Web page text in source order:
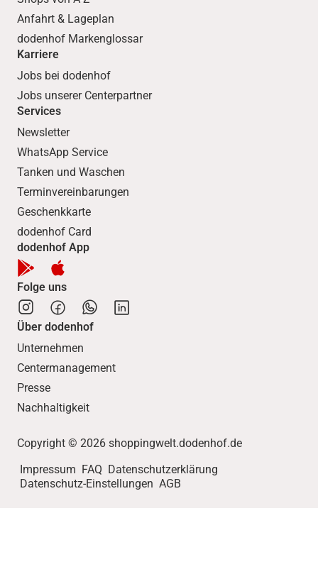
Anfahrt & Lageplan
dodenhof Markenglossar
Karriere
Jobs bei dodenhof
Jobs unserer Centerpartner
Services
Newsletter
WhatsApp Service
Tanken und Waschen
Terminvereinbarungen
Geschenkkarte
dodenhof Card
dodenhof App
Folge uns
Über dodenhof
Unternehmen
Centermanagement
Presse
Nachhaltigkeit
Copyright © 2026 shoppingwelt.dodenhof.de
Impressum FAQ Datenschutzerklärung
Datenschutz-Einstellungen AGB